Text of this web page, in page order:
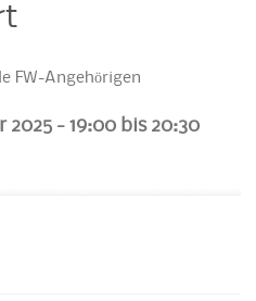
FW-Angehörigen
2025 -19:00 bis 20:30